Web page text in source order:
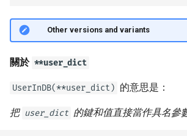
🤓 Other versions and variants
關於 **user_dict
UserInDB(**user_dict) 的意思是：
把 user_dict 的鍵和值直接當作具名參